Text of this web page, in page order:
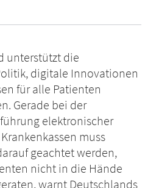
unterstützt die
digitale Innovationen
für alle Patienten
Gerade bei der
elektronischer
muss
geachtet werden,
nicht in die Hände
warnt Deutschlands